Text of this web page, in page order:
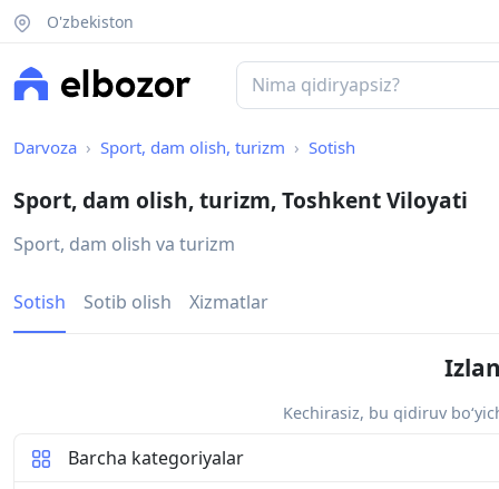
O'zbekiston
Darvoza Sport, dam olish, turizm Sotish
Sport, dam olish, turizm, Toshkent Viloyati
Sport, dam olish va turizm
Sotish Sotib olish Xizmatlar
Kechirasiz, bu qidiruv
Barcha kategoriyalar